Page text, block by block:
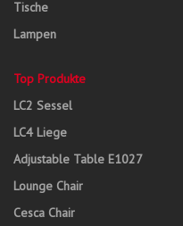
Tische
Lampen
Top Produkte
LC2 Sessel
LC4 Liege
Adjustable Table E1027
Lounge Chair
Cesca Chair